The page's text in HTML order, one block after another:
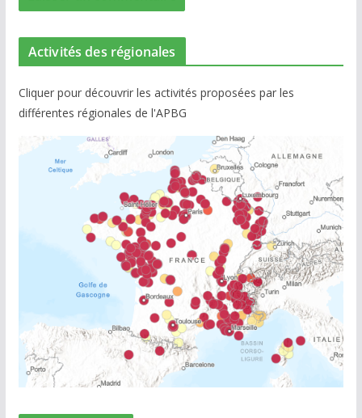
Activités des régionales
Cliquer pour découvrir les activités proposées par les
différentes régionales de l'APBG